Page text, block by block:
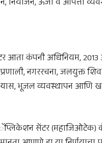
आता कंपनी अधिनियम,
नगररचना, जलयुक्त
भूजल व्यवस्थापन आणि
सेंटर (महाजिओटेक)